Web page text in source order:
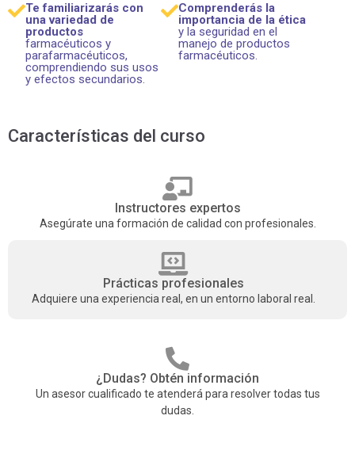
Te familiarizarás con
una variedad de
productos
farmacéuticos y
parafarmacéuticos,
comprendiendo sus usos
y efectos secundarios.
Comprenderás la
importancia de la ética
y la seguridad en el
manejo de productos
farmacéuticos.
Características del curso
Instructores expertos
Asegúrate una formación de calidad con profesionales.
Prácticas profesionales
Adquiere una experiencia real, en un entorno laboral real.
¿Dudas? Obtén información
Un asesor cualificado te atenderá para resolver todas tus
dudas.